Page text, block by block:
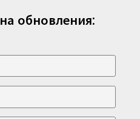
обновления: